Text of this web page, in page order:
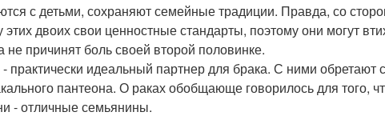
с детьми, сохраняют семейные традиции. Правда, со
двоих свои ценностные стандарты, поэтому они могут
не причинят боль своей второй половинке.
практически идеальный партнер для брака. С ними обретают
пантеона. О раках обобщающе говорилось для того,
- отличные семьянины.